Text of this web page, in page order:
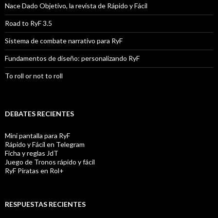
Nace Dado Objetivo, la revista de Rápido y Fácil
Road to RyF 3.5
Sistema de combate narrativo para RyF
Fundamentos de diseño: personalizando RyF
To roll or not to roll
DEBATES RECIENTES
Mini pantalla para RyF
Rápido y Fácil en Telegram
Ficha y reglas JdT
Juego de Tronos rápido y fácil
RyF Piratas en Rol+
RESPUESTAS RECIENTES